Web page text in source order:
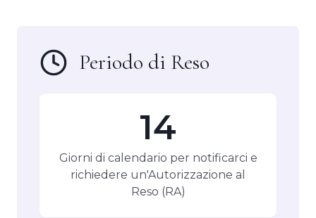
Periodo di Reso
14
Giorni di calendario per notificarci e
richiedere un'Autorizzazione al
Reso (RA)